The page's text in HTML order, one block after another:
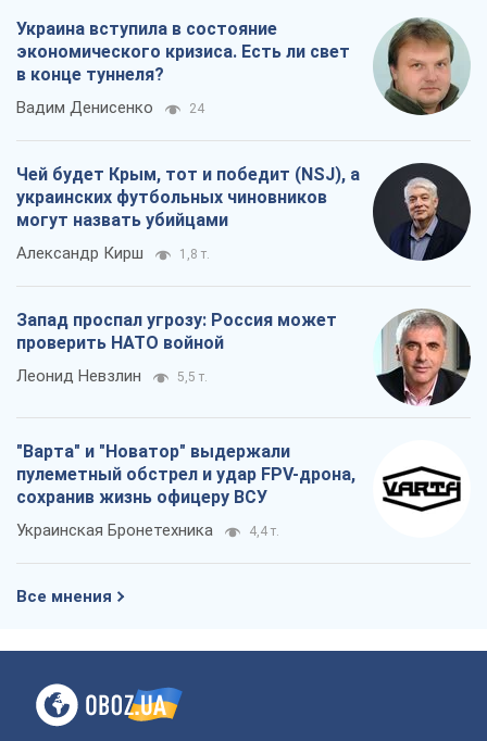
Украина вступила в состояние
экономического кризиса. Есть ли свет
в конце туннеля?
Вадим Денисенко 24
Чей будет Крым, тот и победит (NSJ), а
украинских футбольных чиновников
могут назвать убийцами
Александр Кирш 1,8 т.
Запад проспал угрозу: Россия может
проверить НАТО войной
Леонид Невзлин 5,5 т.
"Варта" и "Новатор" выдержали
пулеметный обстрел и удар FPV-дрона,
сохранив жизнь офицеру ВСУ
Украинская Бронетехника 4,4 т.
Все мнения